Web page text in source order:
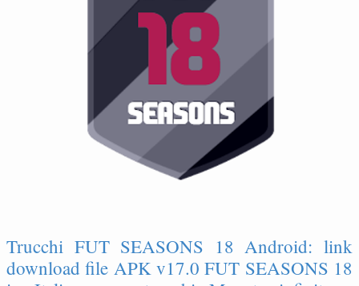
Trucchi FUT SEASONS 18 Android: link
download file APK v17.0 FUT SEASONS 18